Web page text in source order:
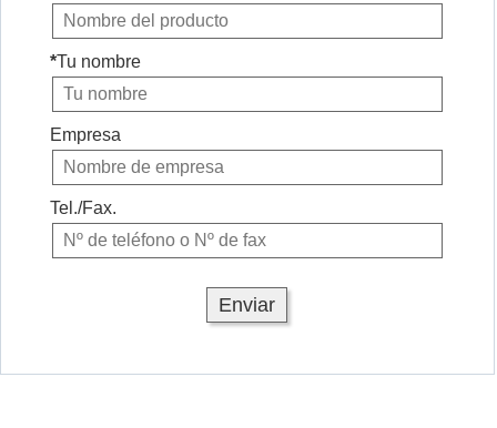
*Tu nombre
Empresa
Tel./Fax.